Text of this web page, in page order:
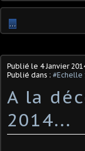
…
Publié le 4 Janvier
Publié dans : #Echelle
A la
2014...